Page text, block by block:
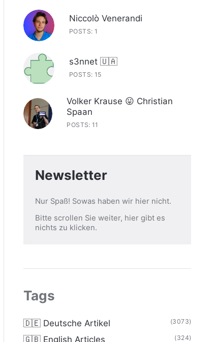
Niccolò Venerandi
POSTS: 1
s3nnet 🇺🇦
POSTS: 15
Volker Krause 😛 Christian
Spaan
POSTS: 11
Newsletter
Nur Spaß! Sowas haben wir hier nicht.
Bitte scrollen Sie weiter, hier gibt es
nichts zu klicken.
Tags
🇩🇪 Deutsche Artikel (3073)
🇬🇧 English Articles (324)